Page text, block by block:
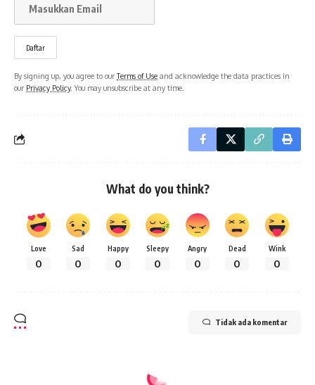
By signing up, you agree to ourTerms of Use and acknowledge the data practices in
our Privacy Policy. You may unsubscribe at any time.
What do you think?
Love
0
Sad
0
Happy
0
Sleepy
0
Angry
0
Dead
0
Wink
0
Tidak ada komentar